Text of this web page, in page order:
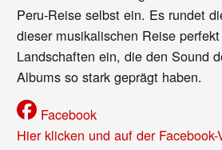
Peru-Reise selbst ein. Es rundet
dieser musikalischen Reise
Landschaften ein, die den Sound
Albums so stark geprägt haben.
Facebook
Hier klicken und auf der